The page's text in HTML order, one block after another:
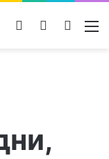
Поиск
Switch
Войти